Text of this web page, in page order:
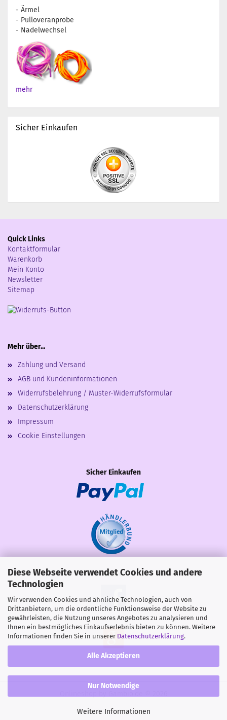
Diese Webseite verwendet Cookies und andere
Technologien
Wir verwenden Cookies und ähnliche Technologien, auch von
Drittanbietern, um die ordentliche Funktionsweise der Website zu
gewährleisten, die Nutzung unseres Angebotes zu analysieren und
Ihnen ein bestmögliches Einkaufserlebnis bieten zu können. Weitere
Informationen finden Sie in unserer Datenschutzerklärung.
Alle Akzeptieren
Nur Notwendige
Weitere Informationen
- Ärmel
- Pulloveranprobe
- Nadelwechsel
mehr
Sicher Einkaufen
Quick Links
Kontaktformular
Warenkorb
Mein Konto
Newsletter
Sitemap
Mehr über...
Zahlung und Versand
AGB und Kundeninformationen
Widerrufsbelehrung / Muster-Widerrufsformular
Datenschutzerklärung
Impressum
Cookie Einstellungen
Sicher Einkaufen
Share